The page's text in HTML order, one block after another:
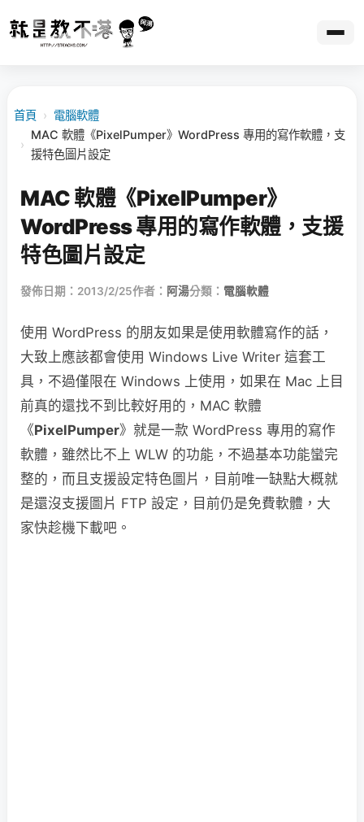
首頁 › 電腦軟體
›
MAC 軟體《PixelPumper》WordPress 專用的寫作軟體，支
援特色圖片設定
MAC 軟體《PixelPumper》
WordPress 專用的寫作軟體，支援
特色圖片設定
發佈日期：2013/2/25作者： 阿湯分類： 電腦軟體
使用 WordPress 的朋友如果是使用軟體寫作的話，
大致上應該都會使用 Windows Live Writer 這套工
具，不過僅限在 Windows 上使用，如果在 Mac 上目
前真的還找不到比較好用的，MAC 軟體
《PixelPumper》就是一款 WordPress 專用的寫作
軟體，雖然比不上 WLW 的功能，不過基本功能蠻完
整的，而且支援設定特色圖片，目前唯一缺點大概就
是還沒支援圖片 FTP 設定，目前仍是免費軟體，大
家快趁機下載吧。